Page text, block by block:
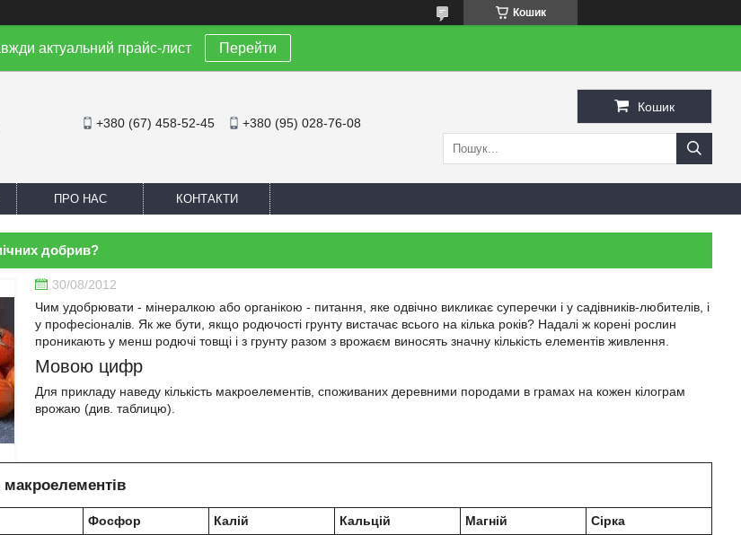
Кошик
актуальний прайс-лист Перейти
+380 (67) 458-52-45 +380 (95) 028-76-08
Кошик
ПРО НАС КОНТАКТИ
добрив?
30/08/2012
Чим удобрювати - мінералкою або органікою - питання, яке одвічно викликає суперечки і у садівників-любителів, і
у професіоналів. Як же бути, якщо родючості грунту вистачає всього на кілька років? Надалі ж корені рослин
проникають у менш родючі товщі і з грунту разом з врожаєм виносять значну кількість елементів живлення.
Мовою цифр
Для прикладу наведу кількість макроелементів, споживаних деревними породами в грамах на кожен кілограм
врожаю (див. таблицю).
макроелементів
Фосфор Калій Кальцій Магній Сірка